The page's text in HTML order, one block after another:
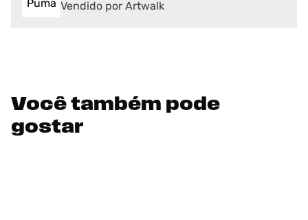
Vendido por Artwalk
Você também pode
gostar